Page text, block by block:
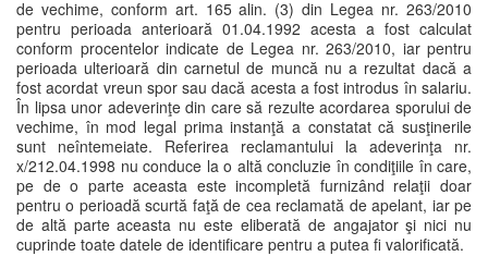
de vechime, conform art. 165 alin. (3) din Legea nr. 263/2010
pentru perioada anterioară 01.04.1992 acesta a fost calculat
conform procentelor indicate de Legea nr. 263/2010, iar pentru
perioada ulterioară din carnetul de muncă nu a rezultat dacă a
fost acordat vreun spor sau dacă acesta a fost introdus în salariu.
În lipsa unor adeverinţe din care să rezulte acordarea sporului de
vechime, în mod legal prima instanţă a constatat că susţinerile
sunt neîntemeiate. Referirea reclamantului la adeverinţa nr.
x/212.04.1998 nu conduce la o altă concluzie în condiţiile în care,
pe de o parte aceasta este incompletă furnizând relaţii doar
pentru o perioadă scurtă faţă de cea reclamată de apelant, iar pe
de altă parte aceasta nu este eliberată de angajator şi nici nu
cuprinde toate datele de identificare pentru a putea fi valorificată.